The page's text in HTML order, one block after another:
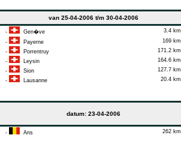
van 25-04-2006 t/m 30-04-2006
- Gen�ve
3.4 km
- Payerne
169 km
- Porrentruy
171.2 km
- Leysin
164.6 km
- Sion
127.7 km
- Lausanne
20.4 km
datum: 23-04-2006
- Ans 262 km